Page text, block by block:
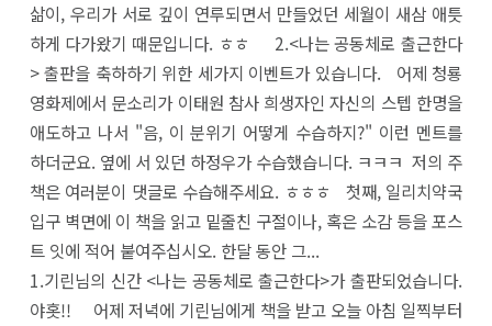
삶이, 우리가 서로 깊이 연루되면서 만들었던 세월이 새삼 애틋
하게 다가왔기 때문입니다. ㅎㅎ 2.<나는 공동체로 출근한다
> 출판을 축하하기 위한 세가지 이벤트가 있습니다. 어제 청룡
영화제에서 문소리가 이태원 참사 희생자인 자신의 스텝 한명을
애도하고 나서 "음, 이 분위기 어떻게 수습하지?" 이런 멘트를
하더군요. 옆에 서 있던 하정우가 수습했습니다. ㅋㅋㅋ 저의 주
책은 여러분이 댓글로 수습해주세요. ㅎㅎㅎ 첫째, 일리치약국
입구 벽면에 이 책을 읽고 밑줄친 구절이나, 혹은 소감 등을 포스
트 잇에 적어 붙여주십시오. 한달 동안 그...
1.기린님의 신간 <나는 공동체로 출근한다>가 출판되었습니다.
야홋!! 어제 저녁에 기린님에게 책을 받고 오늘 아침 일찍부터